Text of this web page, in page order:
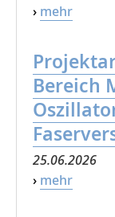
› mehr
Bereich
25.06.2026
› mehr